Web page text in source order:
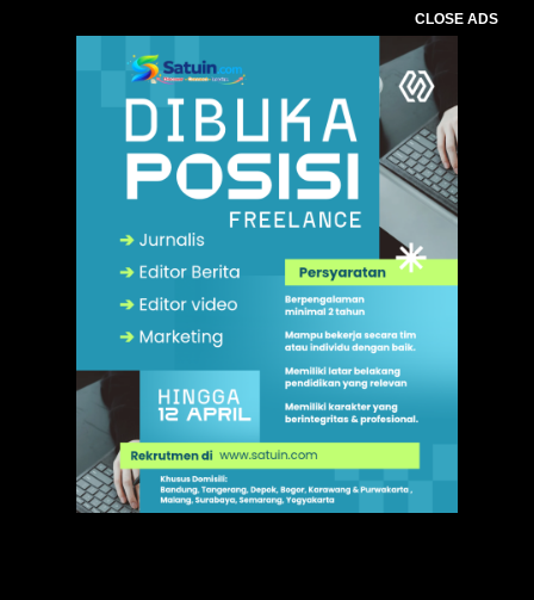
CLOSE ADS